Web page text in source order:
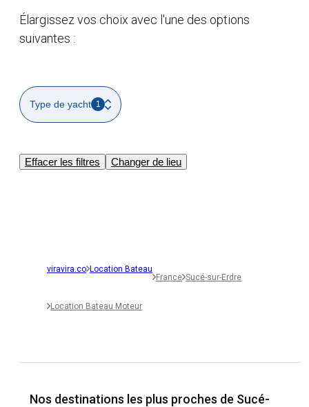
Élargissez vos choix avec l'une des options
suivantes :
Type de yacht 1
Effacer les filtres Changer de lieu
viravira.co Location Bateau
France Sucé-sur-Erdre
Location Bateau Moteur
Nos destinations les plus proches de Sucé-